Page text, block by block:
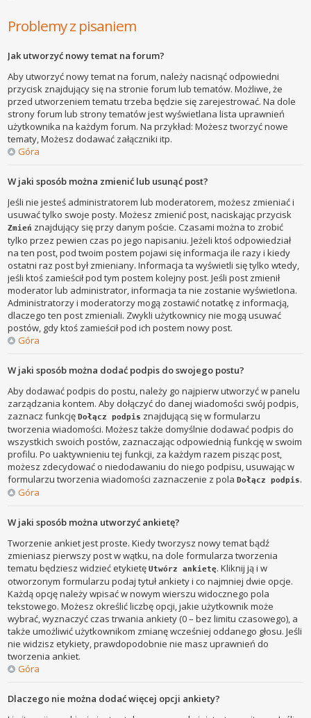
Problemy z pisaniem
Jak utworzyć nowy temat na forum?
Aby utworzyć nowy temat na forum, należy nacisnąć odpowiedni
przycisk znajdujący się na stronie forum lub tematów. Możliwe, że
przed utworzeniem tematu trzeba będzie się zarejestrować. Na dole
strony forum lub strony tematów jest wyświetlana lista uprawnień
użytkownika na każdym forum. Na przykład: Możesz tworzyć nowe
tematy, Możesz dodawać załączniki itp.
Góra
W jaki sposób można zmienić lub usunąć post?
Jeśli nie jesteś administratorem lub moderatorem, możesz zmieniać i
usuwać tylko swoje posty. Możesz zmienić post, naciskając przycisk
Zmień znajdujący się przy danym poście. Czasami można to zrobić
tylko przez pewien czas po jego napisaniu. Jeżeli ktoś odpowiedział
na ten post, pod twoim postem pojawi się informacja ile razy i kiedy
ostatni raz post był zmieniany. Informacja ta wyświetli się tylko wtedy,
jeśli ktoś zamieścił pod tym postem kolejny post. Jeśli post zmienił
moderator lub administrator, informacja ta nie zostanie wyświetlona.
Administratorzy i moderatorzy mogą zostawić notatkę z informacją,
dlaczego ten post zmieniali. Zwykli użytkownicy nie mogą usuwać
postów, gdy ktoś zamieścił pod ich postem nowy post.
Góra
W jaki sposób można dodać podpis do swojego postu?
Aby dodawać podpis do postu, należy go najpierw utworzyć w panelu
zarządzania kontem. Aby dołączyć do danej wiadomości swój podpis,
zaznacz funkcjęDołącz podpis znajdującą się w formularzu
tworzenia wiadomości. Możesz także domyślnie dodawać podpis do
wszystkich swoich postów, zaznaczając odpowiednią funkcję w swoim
profilu. Po uaktywnieniu tej funkcji, za każdym razem pisząc post,
możesz zdecydować o niedodawaniu do niego podpisu, usuwając w
formularzu tworzenia wiadomości zaznaczenie z polaDołącz podpis.
Góra
W jaki sposób można utworzyć ankietę?
Tworzenie ankiet jest proste. Kiedy tworzysz nowy temat bądź
zmieniasz pierwszy post w wątku, na dole formularza tworzenia
tematu będziesz widzieć etykietęUtwórz ankietę. Kliknij ją i w
otworzonym formularzu podaj tytuł ankiety i co najmniej dwie opcje.
Każdą opcję należy wpisać w nowym wierszu widocznego pola
tekstowego. Możesz określić liczbę opcji, jakie użytkownik może
wybrać, wyznaczyć czas trwania ankiety (0 – bez limitu czasowego), a
także umożliwić użytkownikom zmianę wcześniej oddanego głosu. Jeśli
nie widzisz etykiety, prawdopodobnie nie masz uprawnień do
tworzenia ankiet.
Góra
Dlaczego nie można dodać więcej opcji ankiety?